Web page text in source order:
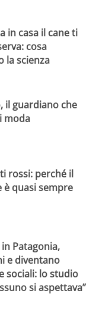
in casa il cane ti
cosa
la scienza
il guardiano che
moda
rossi: perché il
è quasi sempre
Patagonia,
e diventano
sociali: lo studio
si aspettava”